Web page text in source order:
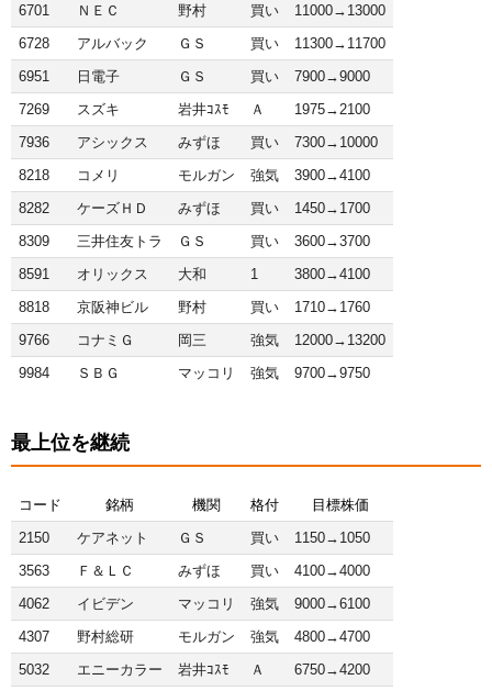
6701
ＮＥＣ 野村 買い
11000→13000
6728
アルバック ＧＳ 買い
11300→11700
6951
日電子 ＧＳ 買い
7900→9000
7269
スズキ 岩井ｺｽﾓ Ａ
1975→2100
7936
アシックス みずほ 買い
7300→10000
8218
コメリ モルガン 強気
3900→4100
8282
ケーズＨＤ みずほ 買い
1450→1700
8309
三井住友トラ ＧＳ 買い
3600→3700
8591
オリックス 大和 1
3800→4100
8818
京阪神ビル 野村 買い
1710→1760
9766
コナミＧ 岡三 強気
12000→13200
9984
ＳＢＧ マッコリ 強気 9700→9750
最上位を継続
コード 銘柄 機関 格付
目標株価
2150
ケアネット ＧＳ 買い
1150→1050
3563
Ｆ＆ＬＣ みずほ 買い
4100→4000
4062
イビデン マッコリ 強気
9000→6100
4307
野村総研 モルガン 強気
4800→4700
5032
エニーカラー 岩井ｺｽﾓ Ａ
6750→4200